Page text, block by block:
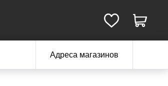
Адреса магазинов